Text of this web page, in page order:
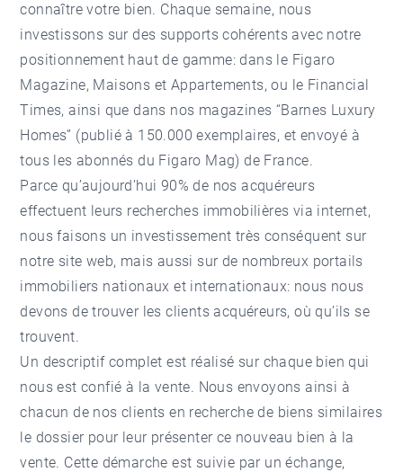
connaître votre bien. Chaque semaine, nous
investissons sur des supports cohérents avec notre
positionnement haut de gamme: dans le Figaro
Magazine, Maisons et Appartements, ou le Financial
Times, ainsi que dans nos magazines “Barnes Luxury
Homes” (publié à 150.000 exemplaires, et envoyé à
tous les abonnés du Figaro Mag) de France.
Parce qu’aujourd’hui 90% de nos acquéreurs
effectuent leurs recherches immobilières via internet,
nous faisons un investissement très conséquent sur
notre site web, mais aussi sur de nombreux portails
immobiliers nationaux et internationaux: nous nous
devons de trouver les clients acquéreurs, où qu’ils se
trouvent.
Un descriptif complet est réalisé sur chaque bien qui
nous est confié à la vente. Nous envoyons ainsi à
chacun de nos clients en recherche de biens similaires
le dossier pour leur présenter ce nouveau bien à la
vente. Cette démarche est suivie par un échange,